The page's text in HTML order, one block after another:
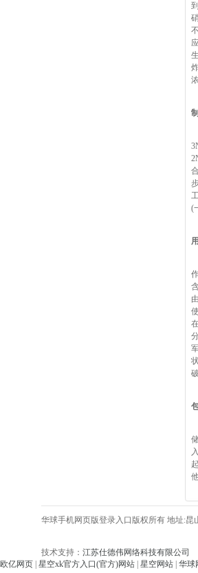
(
华球手机网页版登录入口版权所有 地址:
技术支持： 江苏仕德伟网络科技有限公司
欧亿网页 星空xk官方入口(官方)网站 星空网站 华球